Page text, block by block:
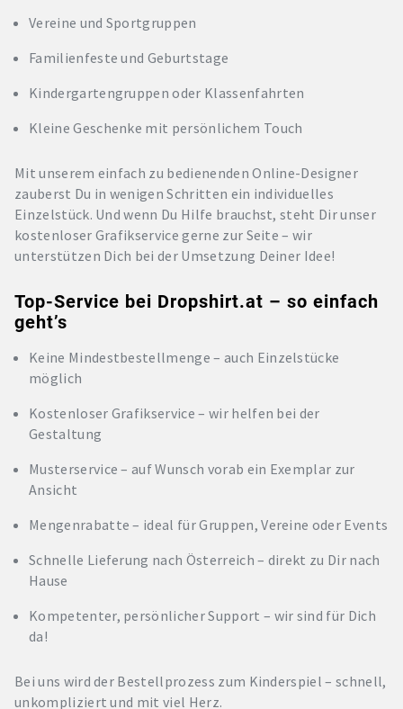
Vereine und Sportgruppen
Familienfeste und Geburtstage
Kindergartengruppen oder Klassenfahrten
Kleine Geschenke mit persönlichem Touch
Mit unserem einfach zu bedienenden Online-Designer
zauberst Du in wenigen Schritten ein individuelles
Einzelstück. Und wenn Du Hilfe brauchst, steht Dir unser
kostenloser Grafikservice gerne zur Seite – wir
unterstützen Dich bei der Umsetzung Deiner Idee!
Top-Service bei Dropshirt.at – so einfach
geht’s
Keine Mindestbestellmenge – auch Einzelstücke
möglich
Kostenloser Grafikservice – wir helfen bei der
Gestaltung
Musterservice – auf Wunsch vorab ein Exemplar zur
Ansicht
Mengenrabatte – ideal für Gruppen, Vereine oder Events
Schnelle Lieferung nach Österreich – direkt zu Dir nach
Hause
Kompetenter, persönlicher Support – wir sind für Dich
da!
Bei uns wird der Bestellprozess zum Kinderspiel – schnell,
unkompliziert und mit viel Herz.